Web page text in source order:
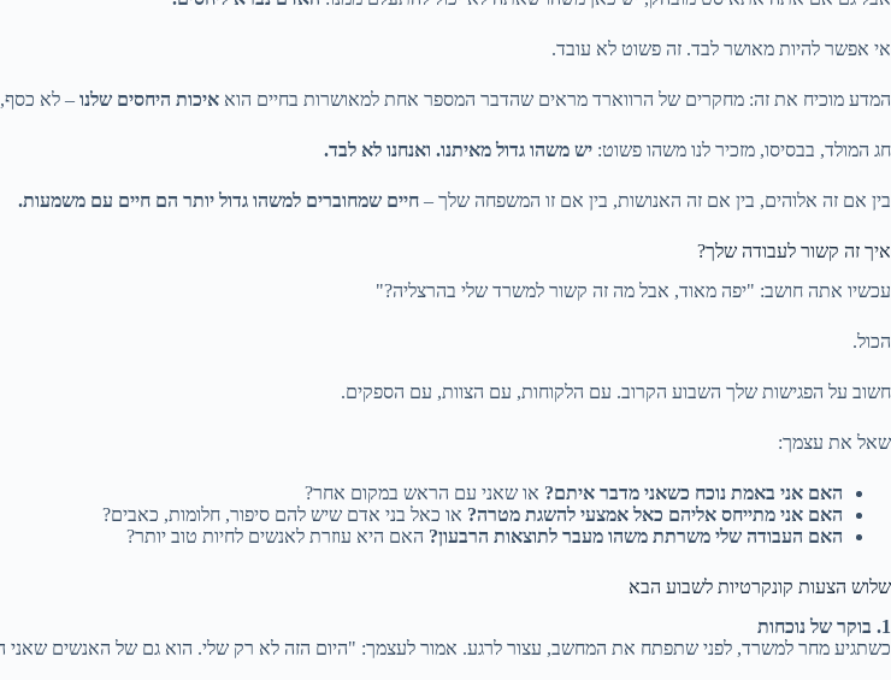
אי אפשר להיות מאושר לבד. זה פשוט לא עובד.
המדע מוכיח את זה: מחקרים של הרווארד מראים שהדבר המספר אחת למאושרות בחיים הוא איכות היחסים שלנו – לא
חג המולד, בבסיסו, מזכיר לנו משהו פשוט: יש משהו גדול מאיתנו. ואנחנו לא לבד.
בין אם זה אלוהים, בין אם זה האנושות, בין אם זו המשפחה שלך – חיים שמחוברים למשהו גדול יותר הם חיים עם משמעות.
איך זה קשור לעבודה שלך?
עכשיו אתה חושב: "יפה מאוד, אבל מה זה קשור למשרד שלי בהרצליה?"
הכול.
חשוב על הפגישות שלך השבוע הקרוב. עם הלקוחות, עם הצוות, עם הספקים.
שאל את עצמך:
האם אני באמת נוכח כשאני מדבר איתם? או שאני עם הראש במקום אחר?
האם אני מתייחס אליהם כאל אמצעי להשגת מטרה? או כאל בני אדם שיש להם סיפור, חלומות, כאבים?
האם העבודה שלי משרתת משהו מעבר לתוצאות הרבעון? האם היא עוזרת לאנשים לחיות טוב יותר?
שלוש הצעות קונקרטיות לשבוע הבא
1. בוקר של נוכחות
כשתגיע מחר למשרד, לפני שתפתח את המחשב, עצור לרגע. אמור לעצמך: "היום הזה לא רק שלי. הוא גם של האנשים שאני